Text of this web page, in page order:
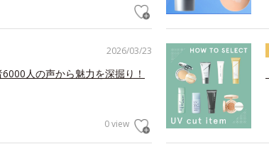
2026/03/23
人の声から魅力を深掘り！
0 view